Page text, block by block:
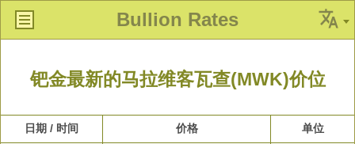
Bullion Rates
钯金最新的马拉维客瓦查(MWK)价位
日期 / 时间 价格 单位